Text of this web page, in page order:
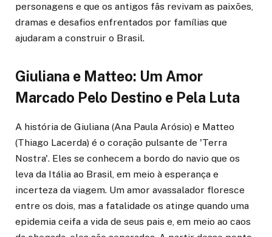
personagens e que os antigos fãs revivam as paixões,
dramas e desafios enfrentados por famílias que
ajudaram a construir o Brasil.
Giuliana e Matteo: Um Amor
Marcado Pelo Destino e Pela Luta
A história de Giuliana (Ana Paula Arósio) e Matteo
(Thiago Lacerda) é o coração pulsante de 'Terra
Nostra'. Eles se conhecem a bordo do navio que os
leva da Itália ao Brasil, em meio à esperança e
incerteza da viagem. Um amor avassalador floresce
entre os dois, mas a fatalidade os atinge quando uma
epidemia ceifa a vida de seus pais e, em meio ao caos